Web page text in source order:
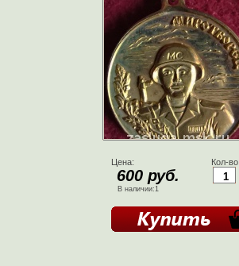
Цена:
600 руб.
В наличии:1
Кол-